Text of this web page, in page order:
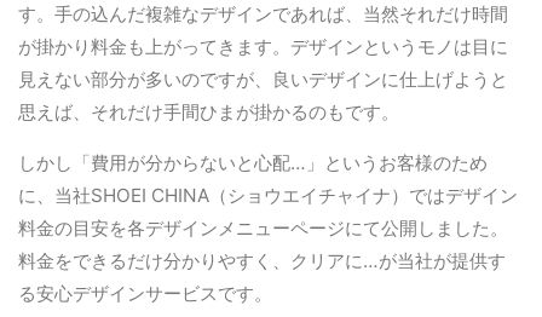
す。手の込んだ複雑なデザインであれば、当然それだけ時間
が掛かり料金も上がってきます。デザインというモノは目に
見えない部分が多いのですが、良いデザインに仕上げようと
思えば、それだけ手間ひまが掛かるのもです。
しかし「費用が分からないと心配…」というお客様のため
に、当社SHOEI CHINA（ショウエイチャイナ）ではデザイン
料金の目安を各デザインメニューページにて公開しました。
料金をできるだけ分かりやすく、クリアに…が当社が提供す
る安心デザインサービスです。